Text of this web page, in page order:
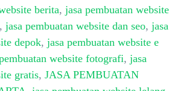
berita, jasa pembuatan website
, jasa pembuatan website dan seo, jasa
depok, jasa pembuatan website e
website fotografi, jasa
gratis, JASA PEMBUATAN